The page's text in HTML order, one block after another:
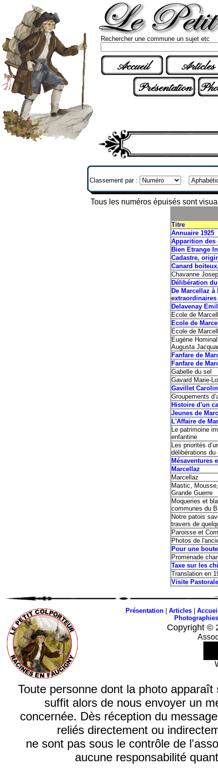
Rechercher une commune un sujet etc
Accueil
Articles
Présentation
Classement par :
Tous les numéros épuisés sont
Titre
Annuaire 1925
Apparition des
Bien Etrange
Cadastre,
Canard
Chavanne
Délibération
De Marcellaz
extraordinaires
Delavenay
Ecole de
Ecole de
Ecole de
Eugène
Augusta
Fanfare de
Fanfare de
Gabelle du sel
Gavard Marie-
Gavillet
Groupements
Histoire d'un
Jeunes de
L'Affaire de
Le patrimoine
enfantine
Les priorités
délibérations
Marcellaz
Marcellaz
Mastic,
Grande Guerre
Moqueries et
communes du
Notre patois
travers de
Paroisse et
Photos de
Pour une
Promenade
Taxe sur les
Translation en
Visite
Présentation| Articles|
Photographies
Copyright ©
Toute personne dont la photo
suffit alors de nous envoyer un
concernée. Dès réception du
reliés directement ou
ne sont pas sous le contrôle de
aucune responsabilité